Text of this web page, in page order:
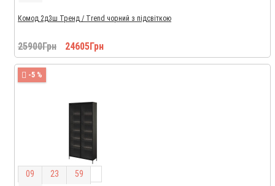
Комод 2д3ш Тренд / Trend чорний з підсвіткою
25900Грн 24605Грн
-5 %
09 23 59